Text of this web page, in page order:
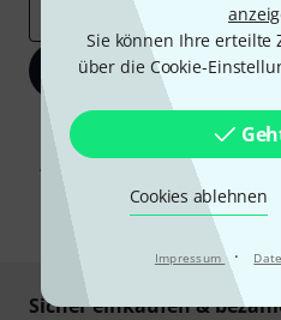
Sie können Ihre erteilte
über die Cookie-
Cookies ablehnen
Impressum ·
E-Mail-Adresse
Jetzt
Mit Klick auf „Jetzt anmelden“
Werbung und einer Messung des
Abmeldung ist jederzeit möglich.
unseren
Sicher einkaufen &